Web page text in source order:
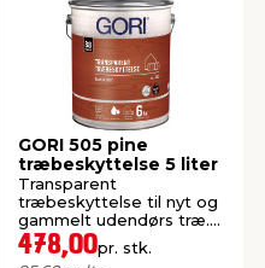
GORI 505 pine
træbeskyttelse 5 liter
Transparent
træbeskyttelse til nyt og
gammelt udendørs træ.
Oliebaseret.
478,00pr. stk.